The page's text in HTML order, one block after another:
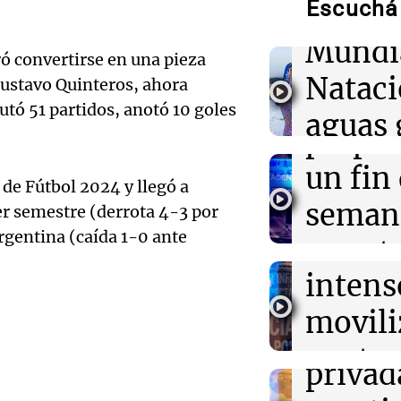
convertirse en una pieza
Quinteros, ahora
51 partidos, anotó 10 goles
Fútbol 2024 y llegó a
semestre (derrota 4-3 por
(caída 1-0 ante
parte del
El AMOC se
mientras una
corriente
Deportes
Polémica en el
a corredores
inscripción y
Rescate
un
hospital en
aguas
frente
Turno
Audio.
un fin
y
ley de
Panorama
Episodios
Audio.
Audio.
el
Audio.